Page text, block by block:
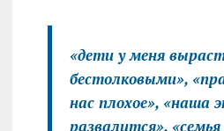
«дети у меня
бестолковыми»,
нас плохое», «наша
развалится»,